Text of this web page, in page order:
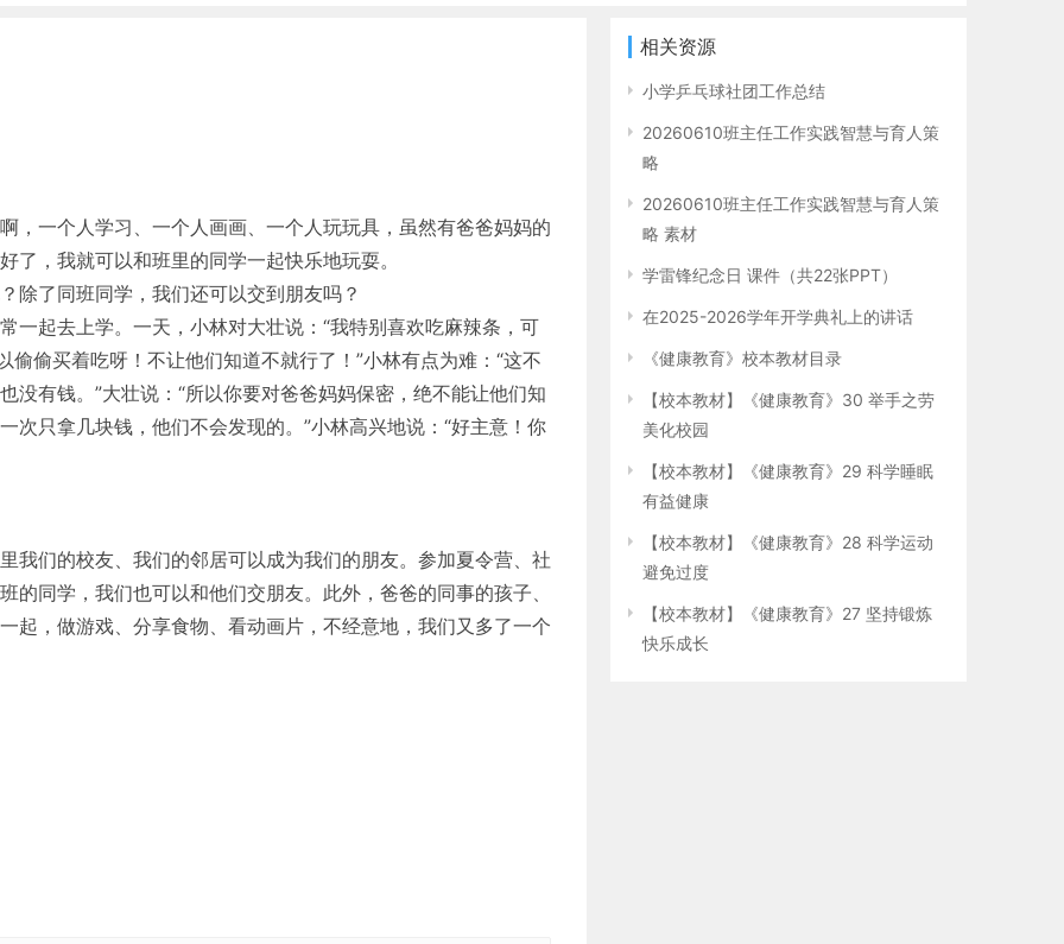
，一个人学习、一个人画画、一个人玩玩具，虽然有爸爸妈妈的
了，我就可以和班里的同学一起快乐地玩耍。
除了同班同学，我们还可以交到朋友吗？
一起去上学。一天，小林对大壮说：“我特别喜欢吃麻辣条，可
偷偷买着吃呀！不让他们知道不就行了！”小林有点为难：“这不
没有钱。”大壮说：“所以你要对爸爸妈妈保密，绝不能让他们知
次只拿几块钱，他们不会发现的。”小林高兴地说：“好主意！你
我们的校友、我们的邻居可以成为我们的朋友。参加夏令营、社
的同学，我们也可以和他们交朋友。此外，爸爸的同事的孩子、
起，做游戏、分享食物、看动画片，不经意地，我们又多了一个
相关资源
小学乒乓球社团工作总结
20260610班主任工作实践智慧与育人策
略
20260610班主任工作实践智慧与育人策
略 素材
学雷锋纪念日 课件（共22张PPT）
在2025-2026学年开学典礼上的讲话
《健康教育》校本教材目录
【校本教材】《健康教育》30 举手之劳
美化校园
【校本教材】《健康教育》29 科学睡眠
有益健康
【校本教材】《健康教育》28 科学运动
避免过度
【校本教材】《健康教育》27 坚持锻炼
快乐成长